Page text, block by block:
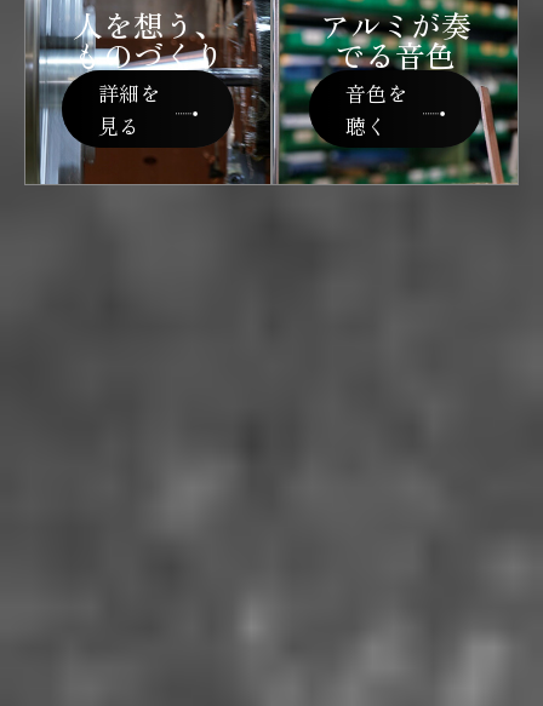
人を想う、
ものづくり
詳細を
見る
アルミが奏
でる音色
音色を
聴く